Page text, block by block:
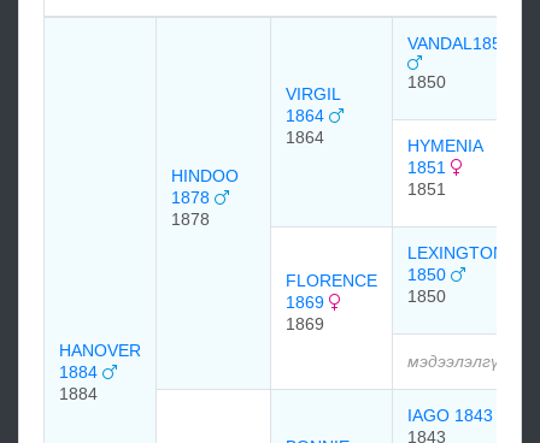
HANOVER
1884
1884
HINDOO
1878
1878
VIRGIL
1864
1864
VANDAL1850
1850
HYMENIA
1851
1851
FLORENCE
1869
1869
LEXINGTON
1850
1850
мэдээлэлгүй
IAGO 1843
1843